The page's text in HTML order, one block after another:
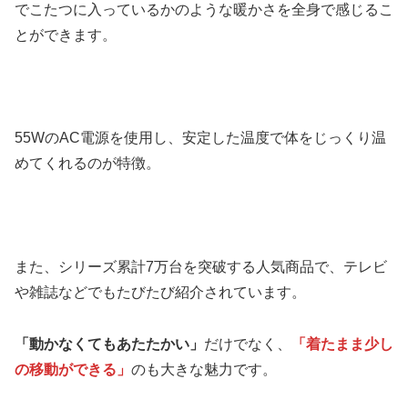
でこたつに入っているかのような暖かさを全身で感じるこ
とができます。
55WのAC電源を使用し、安定した温度で体をじっくり温
めてくれるのが特徴。
また、シリーズ累計7万台を突破する人気商品で、テレビ
や雑誌などでもたびたび紹介されています。
「動かなくてもあたたかい」 だけでなく、
「着たまま少し
の移動ができる」 のも大きな魅力です。